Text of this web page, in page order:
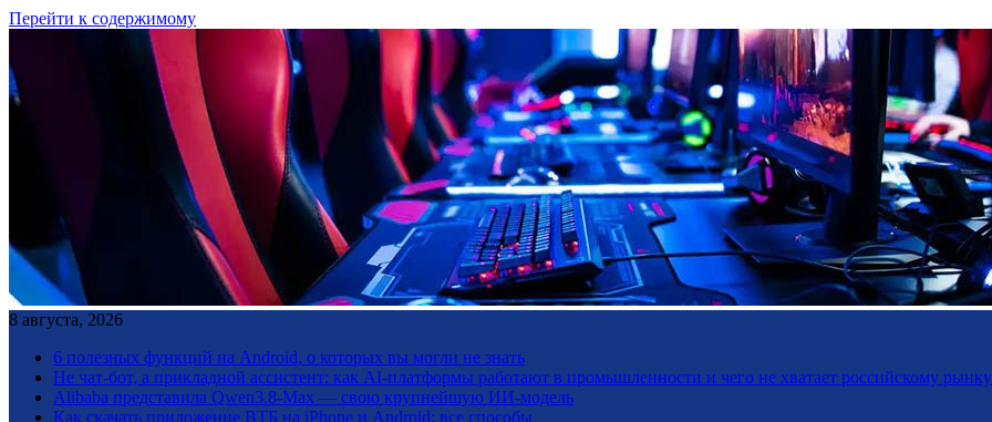
Перейти к содержимому
8 августа, 2026
6 полезных функций на Android, о которых вы могли не знать
Не чат-бот, а прикладной ассистент: как AI-платформы работают в промышленности и чего не хватает российскому рынку
Alibaba представила Qwen3.8-Max — свою крупнейшую ИИ-модель
Как скачать приложение ВТБ на iPhone и Android: все способы